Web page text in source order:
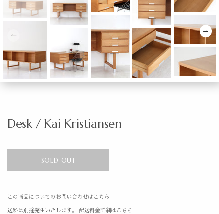
Desk / Kai Kristiansen
SOLD OUT
この商品についてのお問い合わせはこちら
送料は別途発生いたします。 配送料金詳細はこちら